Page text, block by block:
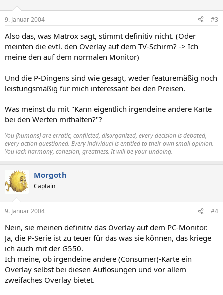
9. Januar 2004 #3
Also das, was Matrox sagt, stimmt definitiv nicht. (Oder
meinten die evtl. den Overlay auf dem TV-Schirm? -> Ich
meine den auf dem normalen Monitor)
Und die P-Dingens sind wie gesagt, weder featuremäßig noch
leistungsmäßig für mich interessant bei den Preisen.
Was meinst du mit "Kann eigentlich irgendeine andere Karte
bei den Werten mithalten?"?
You [humans] are erratic, conflicted, disorganized, every decision is debated,
every action questioned. Every individual is entitled to their own small opinion.
You lack harmony, cohesion, greatness. It will be your undoing.
Morgoth
Captain
9. Januar 2004 #4
Nein, sie meinen definitiv das Overlay auf dem PC-Monitor.
Ja, die P-Serie ist zu teuer für das was sie können, das kriege
ich auch mit der G550.
Ich meine, ob irgendeine andere (Consumer)-Karte ein
Overlay selbst bei diesen Auflösungen und vor allem
zweifaches Overlay bietet.